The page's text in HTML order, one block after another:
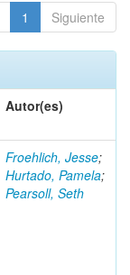
1 Siguiente
Autor(es)
Froehlich, Jesse;
Hurtado, Pamela;
Pearsoll, Seth